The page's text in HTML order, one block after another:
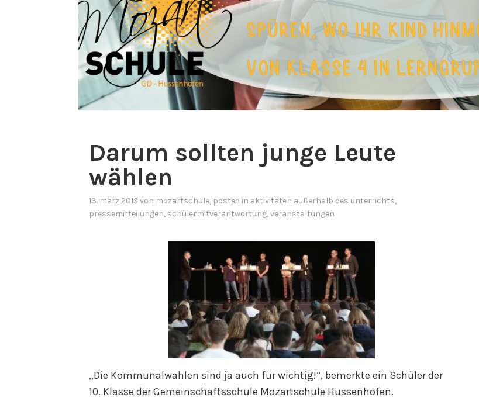
Darum sollten junge Leute
wählen
13. märz 2019 von mozartschule, posted in aktivitäten außerhalb des unterrichts,
pressemitteilungen, schülermitverantwortung,veranstaltungen
„Die Kommunalwahlen sind ja auch für wichtig!“, bemerkte ein Schüler der
10. Klasse der Gemeinschaftsschule Mozartschule Hussenhofen.